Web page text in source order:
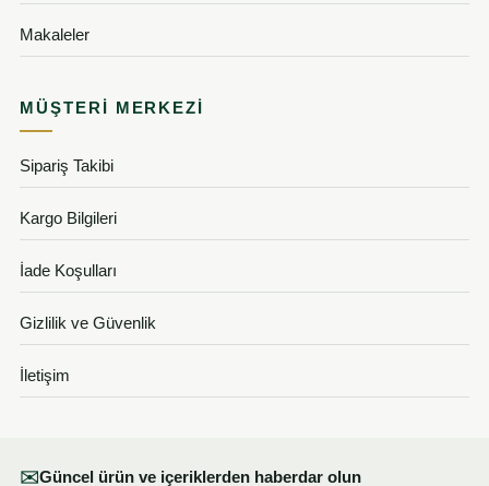
Makaleler
MÜŞTERI MERKEZI
Sipariş Takibi
Kargo Bilgileri
İade Koşulları
Gizlilik ve Güvenlik
İletişim
✉Güncel ürün ve içeriklerden haberdar olun